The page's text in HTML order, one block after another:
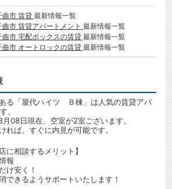
曲市 賃貸 最新情報一覧
曲市 賃貸アパートメント 最新情報一覧
曲市 宅配ボックスの賃貸 最新情報一覧
曲市 オートロックの賃貸 最新情報一覧
る「屋代ハイツ Ｂ棟」は人気の賃貸アパ
。
08日現在、空室が2室ございます。
れば、すぐに内見が可能です。
に相談するメリット】
報
け安く！
できるようサポートいたします！